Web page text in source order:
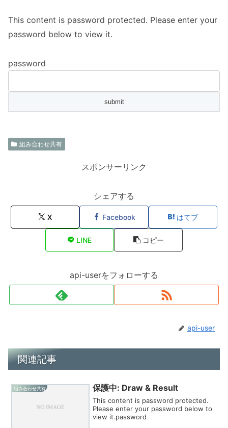
This content is password protected. Please enter your
password below to view it.
password
組み合わせ共有
スポンサーリンク
シェアする
X Facebook はてブ
LINE コピー
api-userをフォローする
api-user
関連記事
組み合わせ共有 保護中: Draw & Result
This content is password protected.
Please enter your password below to
view it.password